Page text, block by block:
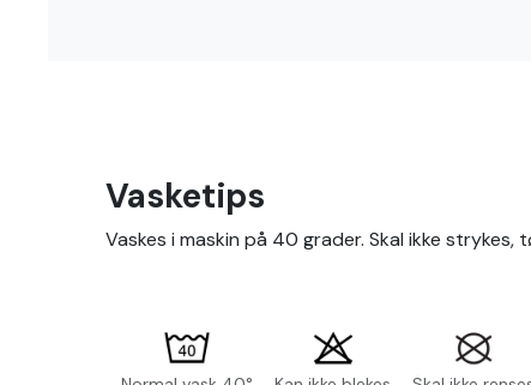
Vasketips
Vaskes i maskin på 40 grader. Skal ikke strykes,